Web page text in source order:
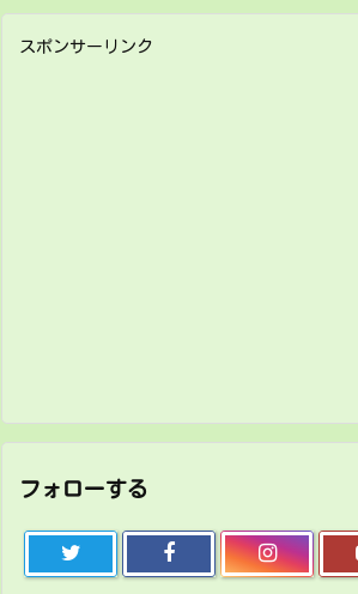
スポンサーリンク
フォローする